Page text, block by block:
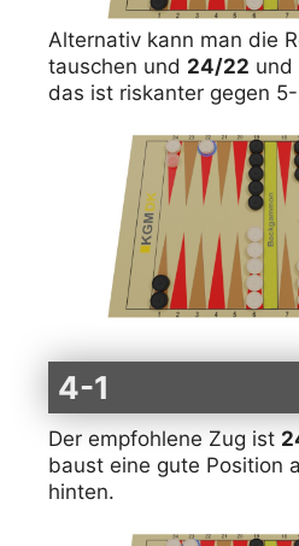
Alternativ kann man die
tauschen und 24/22 und
das ist riskanter gegen
4-1
Der empfohlene Zug ist
baust eine gute Position
hinten.